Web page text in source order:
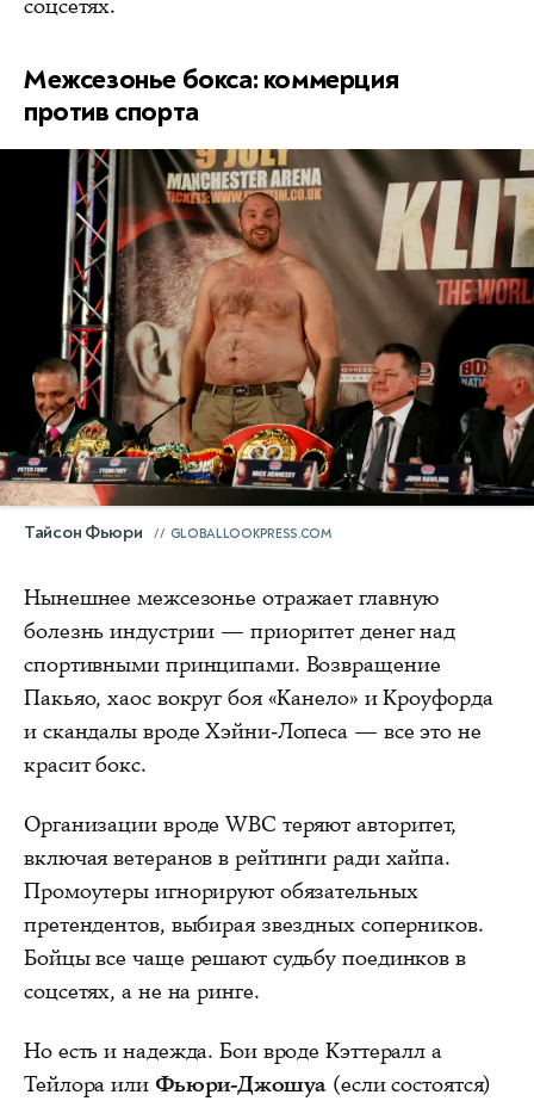
соцсетях.
Межсезонье бокса: коммерция
против спорта
Тайсон Фьюри GLOBALLOOKPRESS.COM
Нынешнее межсезонье отражает главную
болезнь индустрии — приоритет денег над
спортивными принципами. Возвращение
Пакьяо, хаос вокруг боя «Канело» и Кроуфорда
и скандалы вроде Хэйни-Лопеса — все это не
красит бокс.
Организации вроде WBC теряют авторитет,
включая ветеранов в рейтинги ради хайпа.
Промоутеры игнорируют обязательных
претендентов, выбирая звездных соперников.
Бойцы все чаще решают судьбу поединков в
соцсетях, а не на ринге.
Но есть и надежда. Бои вроде Кэттералл а
Тейлора или Фьюри-Джошуа(если состоятся)